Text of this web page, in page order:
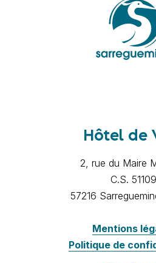
Hôtel de
2, rue du Maire
C.S. 51109
57216
Mentions
Politique de